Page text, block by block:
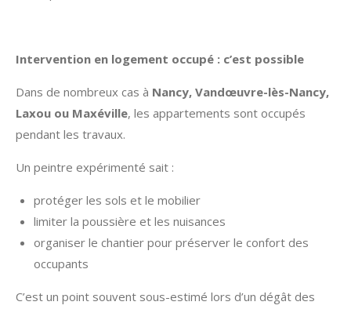
Intervention en logement occupé : c’est possible
Dans de nombreux cas à Nancy, Vandœuvre-lès-Nancy,
Laxou ou Maxéville, les appartements sont occupés
pendant les travaux.
Un peintre expérimenté sait :
protéger les sols et le mobilier
limiter la poussière et les nuisances
organiser le chantier pour préserver le confort des
occupants
C’est un point souvent sous-estimé lors d’un dégât des